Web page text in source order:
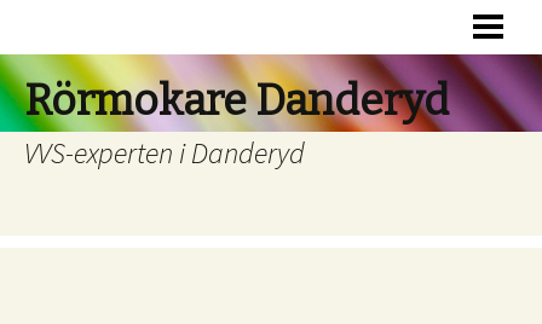
RÖRSERVICE
JOUR
Rörmokare Danderyd
VVS-experten i Danderyd